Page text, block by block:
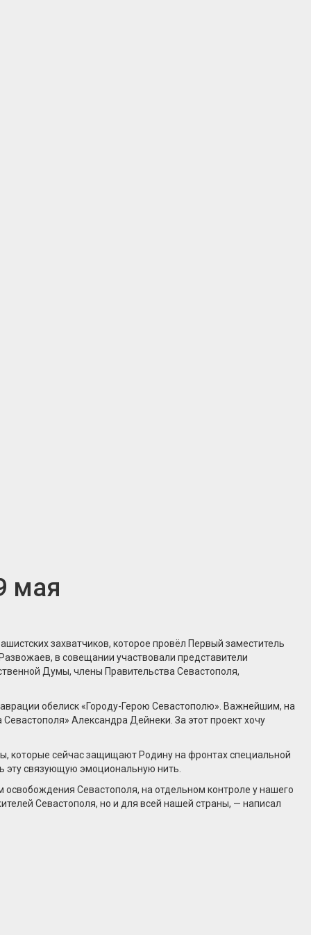
мая
захватчиков, которое провёл Первый заместитель
в совещании участвовали представители
Думы, члены Правительства Севастополя,
обелиск «Городу-Герою Севастополю». Важнейшим, на
Александра Дейнеки. За этот проект хочу
которые сейчас защищают Родину на фронтах специальной
эту связующую эмоциональную нить.
Севастополя, на отдельном контроле у нашего
Севастополя, но и для всей нашей страны, — написал